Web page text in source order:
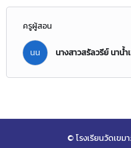
ครูผู้สอน
นน นางสาวสรัลวรีย์ นาน้ำ
© โรงเรียนวัดเขม